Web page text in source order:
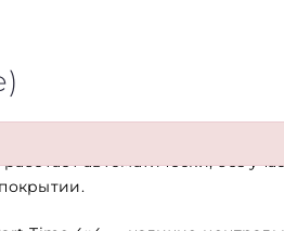
на скользких
автоматически, без